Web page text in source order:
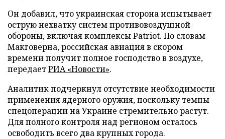
Он добавил, что украинская сторона испытывает
острую нехватку систем противовоздушной
обороны, включая комплексы Patriot. По словам
Макговерна, российская авиация в скором
времени получит полное господство в воздухе,
передаетРИА «Новости».
Аналитик подчеркнул отсутствие необходимости
применения ядерного оружия, поскольку темпы
спецоперации на Украине стремительно растут.
Для полного контроля над регионом осталось
освободить всего два крупных города.